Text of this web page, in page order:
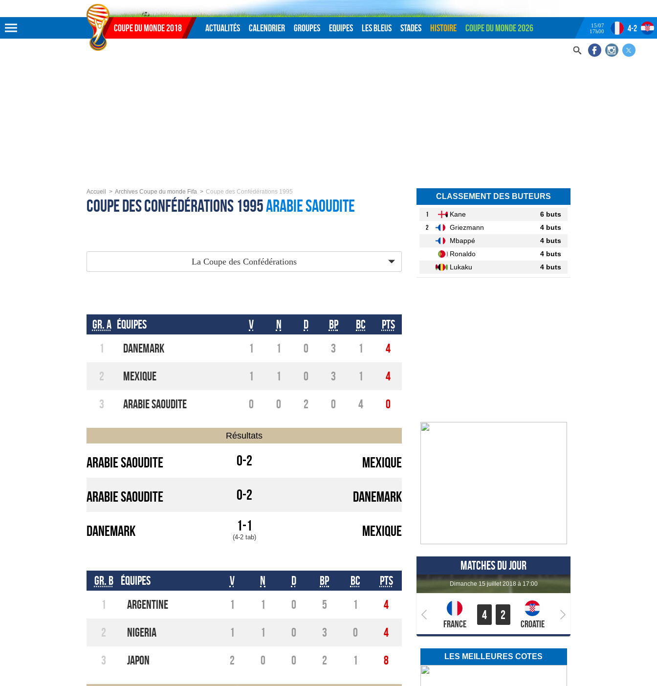
Aller au menu
Coupe du monde 2018 Actualités Calendrier Groupes Equipes Les Bleus Stades Histoire Coupe du monde 2026
15/07
17h00
4-2
Accueil Archives Coupe du monde Fifa Coupe des Confédérations 1995
Coupe des Confédérations 1995Arabie Saoudite
La Coupe des Confédérations
Gr. A Équipes V N D BP BC
Pts
1
Danemark 1 1 0 3 1 4
2 Mexique 1 1 0 3 1 4
3 Arabie Saoudite 0 0 2 0 4 0
Résultats
Arabie Saoudite 0-2 Mexique
Arabie Saoudite 0-2 Danemark
Danemark 1-1
(4-2 tab) Mexique
Gr. B Équipes V N D BP BC
Pts
1
Argentine 1 1 0 5 1 4
2 Nigeria 1 1 0 3 0 4
3 Japon 2 0 0 2 1 8
CLASSEMENT DES BUTEURS
1 Kane
6 buts
2
Griezmann
4 buts
Mbappé
4 buts
Ronaldo
4 buts
Lukaku
4 buts
MATCHES DU JOUR
dimanche 15 juillet 2018 à 17:00
France
4 2
Croatie
LES MEILLEURES COTES